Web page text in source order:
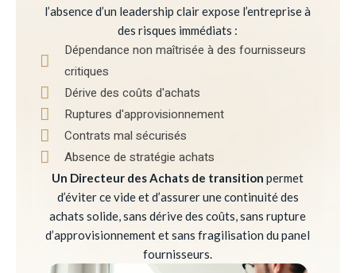
l’absence d’un leadership clair expose l’entreprise à
des risques immédiats :
Dépendance non maîtrisée à des fournisseurs
critiques
Dérive des coûts d'achats
Ruptures d'approvisionnement
Contrats mal sécurisés
Absence de stratégie achats
Un Directeur des Achats de transition permet
d’éviter ce vide et d’assurer une continuité des
achats solide, sans dérive des coûts, sans rupture
d’approvisionnement et sans fragilisation du panel
fournisseurs.